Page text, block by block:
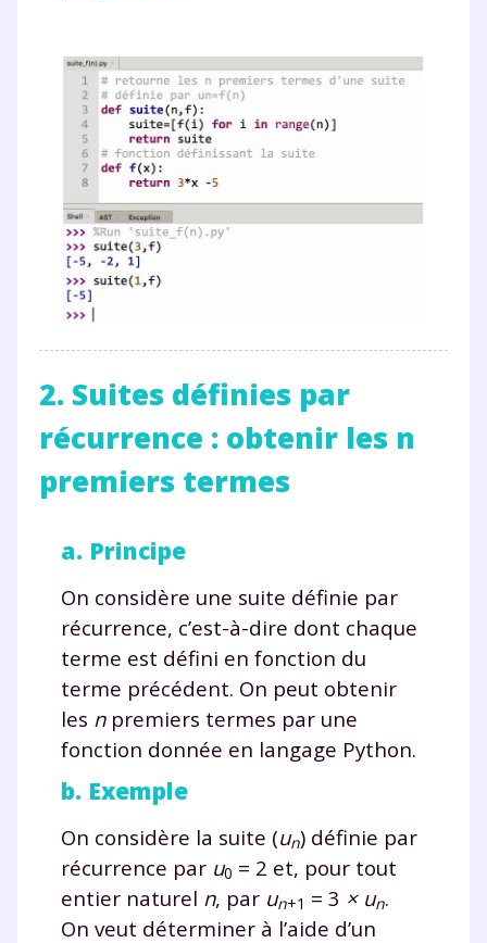
2. Suites définies par
récurrence : obtenir les n
premiers termes
a. Principe
On considère une suite définie par
récurrence, c’est-à-dire dont chaque
terme est défini en fonction du
terme précédent. On peut obtenir
les npremiers termes par une
fonction donnée en langage Python.
b. Exemple
On considère la suite (un) définie par
récurrence par u0 = 2 et, pour tout
entier naturel n, par un+1 = 3 × un.
On veut déterminer à l’aide d’un